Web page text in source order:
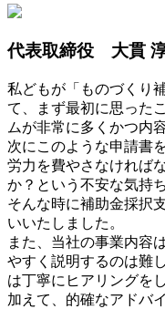
代表取締役 大貫
私どもが「ものづくり
て、まず最初に思った
ムが非常に多くかつ内
次にこのような申請書
労力を費やさなければ
か？という不安な気持
そんな時に補助金採択
いいたしました。
また、当社の事業内容
やすく説明するのは難
は丁寧にヒアリングを
加えて、的確なアドバ